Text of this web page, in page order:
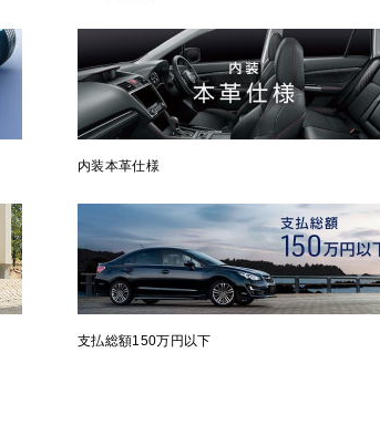
内装本革仕様
支払総額150万円以下